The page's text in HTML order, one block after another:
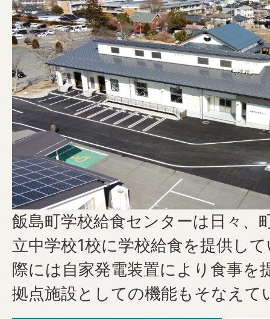
飯島町学校給食センターは日々、
立中学校1校に学校給食を提供し
際には自家発電装置により食事を
拠点施設としての機能もそなえて